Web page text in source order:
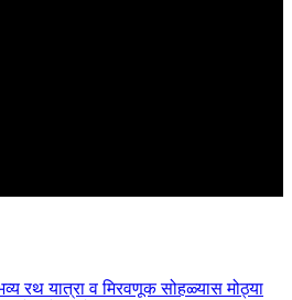
रथ यात्रा व मिरवणूक सोहळ्यास मोठ्या